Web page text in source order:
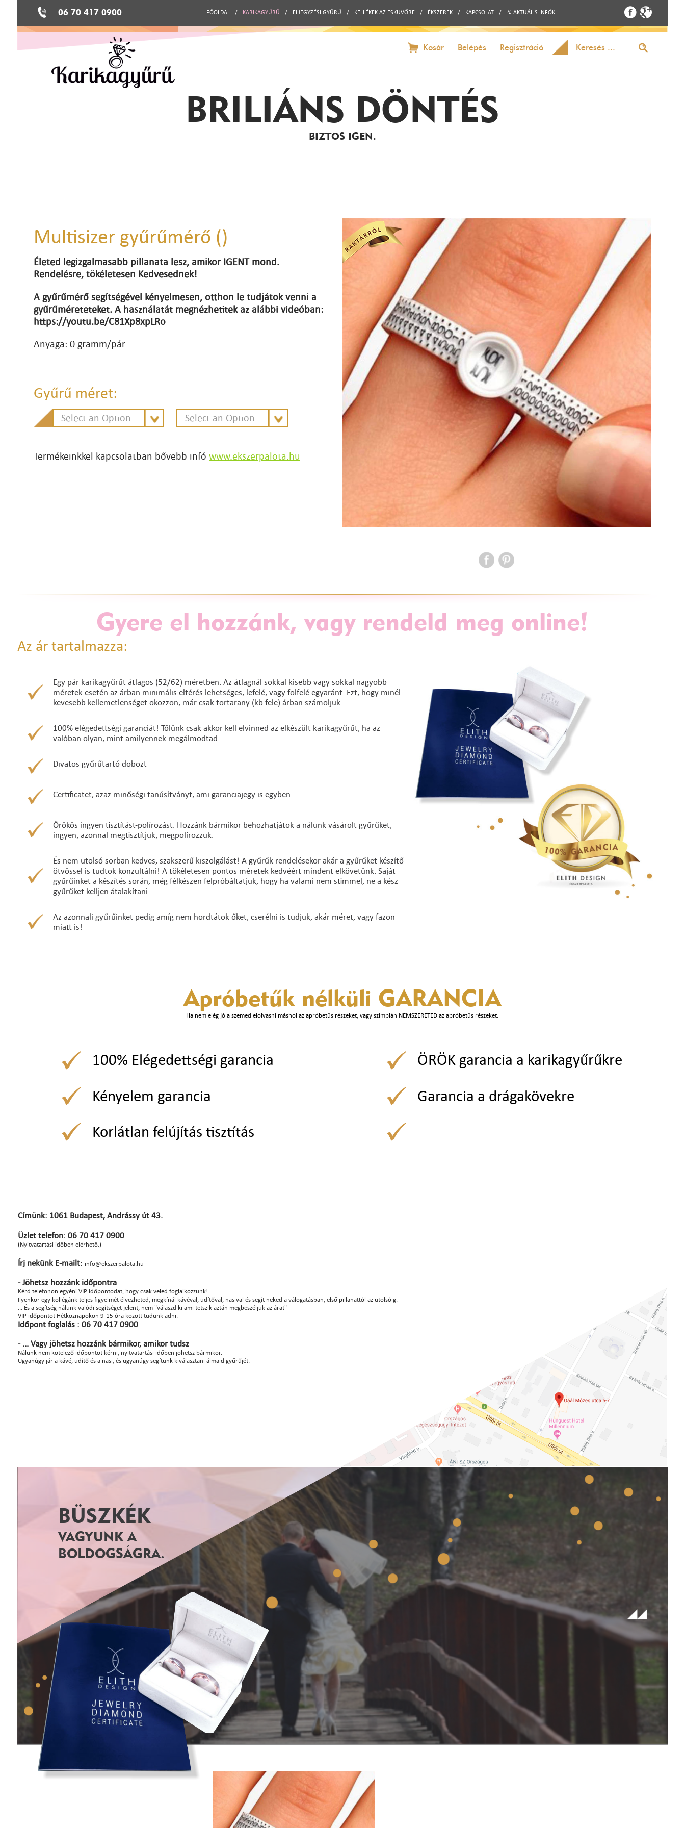
06 70 417 0900 FŐOLDAL / KARIKAGYŰRŰ / ELJEGYZÉSI GYŰRŰ / KELLÉKEK AZ ESKÜVŐRE / ÉKSZEREK / KAPCSOLAT / ↯ AKTUÁLIS INFÓK
Kosár Belépés Regisztráció
BRILIÁNS DÖNTÉS
BIZTOS IGEN.
Multisizer gyűrűmérő ()
Életed legizgalmasabb pillanata lesz, amikor IGENT mond.
Rendelésre, tökéletesen Kedvesednek!
A gyűrűmérő segítségével kényelmesen, otthon le tudjátok venni a
gyűrűméreteteket. A használatát megnézhetitek az alábbi videóban:
https://youtu.be/C81Xp8xpLRo
Anyaga: 0 gramm/pár
Gyűrű méret:
Select an Option Select an Option
Termékeinkkel kapcsolatban bővebb infó www.ekszerpalota.hu
Gyere el hozzánk, vagy rendeld meg online!
Az ár tartalmazza:
Egy pár karikagyűrűt átlagos (52/62) méretben. Az átlagnál sokkal kisebb vagy sokkal nagyobb
méretek esetén az árban minimális eltérés lehetséges, lefelé, vagy fölfelé egyaránt. Ezt, hogy minél
kevesebb kellemetlenséget okozzon, már csak törtarany (kb fele) árban számoljuk.
100% elégedettségi garanciát! Tőlünk csak akkor kell elvinned az elkészült karikagyűrűt, ha az
valóban olyan, mint amilyennek megálmodtad.
Divatos gyűrűtartó dobozt
Certificatet, azaz minőségi tanúsítványt, ami garanciajegy is egyben
Örökös ingyen tisztítást-polírozást. Hozzánk bármikor behozhatjátok a nálunk vásárolt gyűrűket,
ingyen, azonnal megtisztítjuk, megpolírozzuk.
És nem utolsó sorban kedves, szakszerű kiszolgálást! A gyűrűk rendelésekor akár a gyűrűket készítő
ötvössel is tudtok konzultálni! A tökéletesen pontos méretek kedvéért mindent elkövetünk. Saját
gyűrűinket a készítés során, még félkészen felpróbáltatjuk, hogy ha valami nem stimmel, ne a kész
gyűrűket kelljen átalakítani.
Az azonnali gyűrűinket pedig amíg nem hordtátok őket, cserélni is tudjuk, akár méret, vagy fazon
miatt is!
Apróbetűk nélküli GARANCIA
Ha nem elég jó a szemed elolvasni máshol az apróbetűs részeket, vagy szimplán NEMSZERETED az apróbetűs részeket.
100% Elégedettségi garancia
Kényelem garancia
Korlátlan felújítás tisztítás
ÖRÖK garancia a karikagyűrűkre
Garancia a drágakövekre
Címünk: 1061 Budapest, Andrássy út 43.
Üzlet telefon: 06 70 417 0900
(Nyitvatartási időben elérhető.)
Írj nekünk E-mailt: info@ekszerpalota.hu
- Jöhetsz hozzánk időpontra
Kérd telefonon egyéni VIP időpontodat, hogy csak veled foglalkozzunk!
Ilyenkor egy kollégánk teljes figyelmét élvezheted, megkínál kávéval, üdítőval, nasival és segít neked a válogatásban, első pillanattól az utolsóig.
... És a segítség nálunk valódi segítséget jelent, nem "válaszd ki ami tetszik aztán megbeszéljük az árat"
VIP időpontot Hétköznapokon 9-15 óra között tudunk adni.
Időpont foglalás : 06 70 417 0900
- ... Vagy jöhetsz hozzánk bármikor, amikor tudsz
Nálunk nem kötelező időpontot kérni, nyitvatartási időben jöhetsz bármikor.
Ugyanúgy jár a kávé, üdítő és a nasi, és ugyanúgy segítünk kiválasztani álmaid gyűrűjét.
BÜSZKÉK
VAGYUNK A
BOLDOGSÁGRA.